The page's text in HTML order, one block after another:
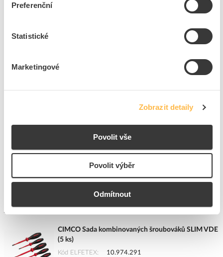
Preferenční
Statistické
Marketingové
Zobrazit detaily
Povolit vše
Povolit výběr
Odmítnout
Přidat k porovnání
CIMCO Sada šroubováků kombi-profil PH VDE (2 ks)
Kód výrobce
117749
5 Sada
6dní 29 Sada
CIMCO Sada kombinovaných šroubováků SLIM VDE
(5 ks)
Kód ELFETEX
10.974.291